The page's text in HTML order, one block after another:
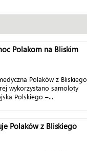
Polakom na Bliskim
Polaków z Bliskiego
wykorzystano samoloty
Polskiego –...
Polaków z Bliskiego